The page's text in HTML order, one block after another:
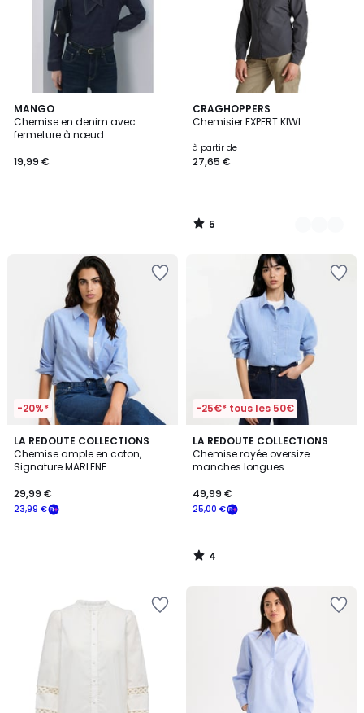
MANGO
Chemise en denim avec
fermeture à nœud
19,99 €
CRAGHOPPERS
Chemisier EXPERT KIWI
à partir de
27,65 €
5
/
2
Couleurs
5
/
-20%*
LA REDOUTE COLLECTIONS
Chemise ample en coton,
Signature MARLENE
23,99 €
29,99 €
-25€* tous les 50€
LA REDOUTE COLLECTIONS
Chemise rayée oversize
manches longues
25,00 €
49,99 €
4
/
5
4
/